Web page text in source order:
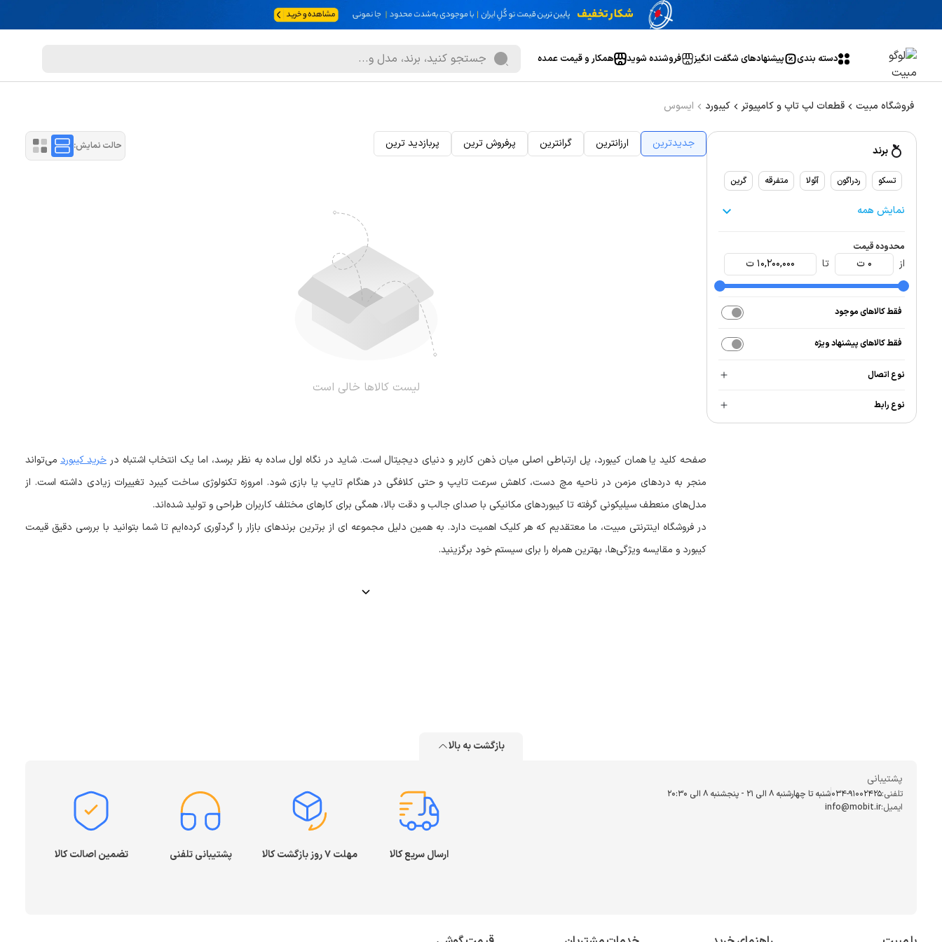
دسته بندی پیشنهاد‌های شگفت انگیز فروشنده شوید همکار و قیمت عمده
فروشگاه مبیت قطعات لپ تاپ و کامپیوتر کیبورد ایسوس
برند
تسکو ردراگون آئولا متفرقه گرین
نمایش همه
محدوده قیمت
از 0 ت تا 10,200,000ت
فقط کالاهای موجود
فقط کالاهای پیشنهاد ویژه
نوع اتصال
نوع رابط
جدیدترین ارزانترین گرانترین پرفروش ترین پربازدید ترین حالت نمایش:
لیست کالاها خالی است
صفحه کلید یا همان کیبورد، پل ارتباطی اصلی میان ذهن کاربر و دنیای دیجیتال است. شاید در نگاه اول ساده به نظر برسد، اما یک انتخاب اشتباه در خرید کیبورد می‌تواند
منجر به دردهای مزمن در ناحیه مچ دست، کاهش سرعت تایپ و حتی کلافگی در هنگام تایپ یا بازی شود. امروزه تکنولوژی ساخت کیبرد تغییرات زیادی داشته است. از
مدل‌های منعطف سیلیکونی گرفته تا کیبوردهای مکانیکی با صدای جالب و دقت بالا، همگی برای کارهای مختلف کاربران طراحی و تولید شده‌اند.
در فروشگاه اینترنتی مبیت، ما معتقدیم که هر کلیک اهمیت دارد. به همین دلیل مجموعه ‌ای از برترین برندهای بازار را گردآوری کرده‌ایم تا شما بتوانید با بررسی دقیق قیمت
کیبورد و مقایسه ویژگی‌ها، بهترین همراه را برای سیستم خود برگزینید.
دنبال یک ابزار اقتصادی برای کارهای روزمره هستند، بهترین گزینه است.
کیبوردهای مکانیکی برای حرفه‌ای‌ها
اگر یک گیمر هستید یا به صورت حرفه‌ای محتوا تولید می‌کنید، خرید کیبورد کامپیوتر از نوع مکانیکی را به شما پیشنهاد می‌دهیم. در این مدل‌ها، هر کلید دارای یک سوئیچ
فیزیکی مجزاست. این سوئیچ‌ها طول عمری تا ۵۰ میلیون بار کلیک دارند. اگرچه قیمت کیبورد مکانیکی بالاتر است، اما دقت، سرعت بازگشت کلید و حس لمسی که منتقل
بررسی تفاوت‌های اتصال در خرید کیبورد
بازگشت به بالا
پشتیبانی
تلفنی:034-91002425شنبه تا چهارشنبه ۸ الی ۲۱ - پنجشنبه 8 الی ۲۰:۳۰
ایمیل:info@mobit.ir
ارسال سریع کالا مهلت ۷ روز بازگشت کالا پشتیبانی تلفنی تضمین اصالت کالا